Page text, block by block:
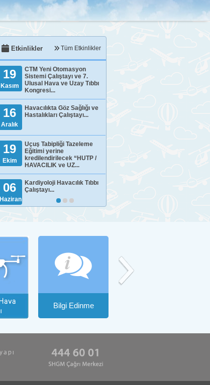
Etkinlikler Tüm Etkinlikler
19
Kasım
CTM Yeni Otomasyon
Sistemi Çalıştayı ve 7.
Ulusal Hava ve Uzay Tıbbı
Kongresi...
16
Aralık
Havacılıkta Göz Sağlığı ve
Hastalıkları Çalıştayı...
19
Ekim
Uçuş Tabipliği Tazeleme
Eğitimi yerine
kredilendirilecek “HUTP /
HAVACILIK ve UZ...
06
Haziran
Kardiyoloji Havacılık Tıbbı
Çalıştayı...
Bilgi Edinme